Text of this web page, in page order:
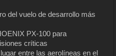
del vuelo de desarrollo más
PX-100 para
críticas
entre las aerolíneas en el